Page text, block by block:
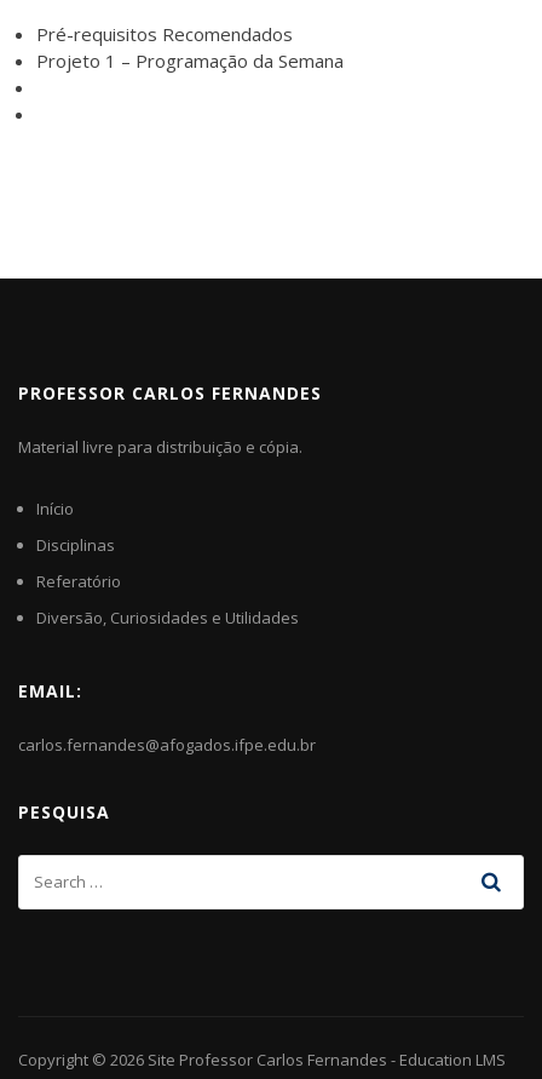
Pré-requisitos Recomendados
Projeto 1 – Programação da Semana
PROFESSOR CARLOS FERNANDES
Material livre para distribuição e cópia.
Início
Disciplinas
Referatório
Diversão, Curiosidades e Utilidades
EMAIL:
carlos.fernandes@afogados.ifpe.edu.br
PESQUISA
Copyright © 2026 Site Professor Carlos Fernandes - Education LMS